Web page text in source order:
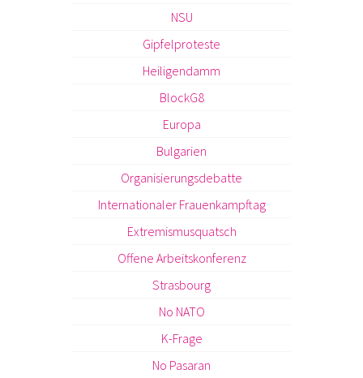
NSU
Gipfelproteste
Heiligendamm
BlockG8
Europa
Bulgarien
Organisierungsdebatte
Internationaler Frauenkampftag
Extremismusquatsch
Offene Arbeitskonferenz
Strasbourg
No NATO
K-Frage
No Pasaran